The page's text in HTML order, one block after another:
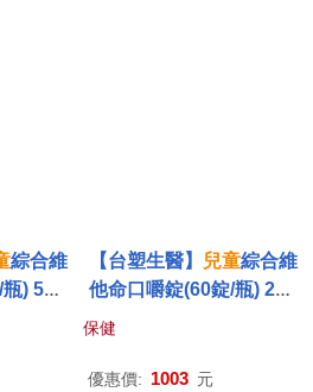
綜合維
) 5瓶/
【台塑生醫】 兒童綜合維
他命口嚼錠(60錠/瓶) 2瓶/
保健
優惠價: 1003 元